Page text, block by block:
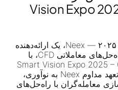
Vision Expo
— Neex، یک ارائه‌دهنده
شناخته‌شده جهانی در زمینه راه‌حل‌های معاملاتی CFD، با
Smart Vision Expo 2025 –
است. این حمایت بر تعهد مداوم Neex به نوآوری،
معامله‌گران با راه‌حل‌های